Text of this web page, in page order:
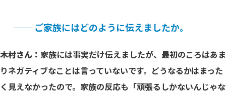
── ご家族にはどのように伝えましたか。
木村さん： 家族には事実だけ伝えましたが、最初のころはあま
りネガティブなことは言っていないです。どうなるかはまった
く見えなかったので。家族の反応も「頑張るしかないんじゃな